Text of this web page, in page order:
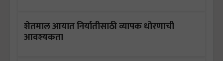
शेतमाल आयात निर्यातीसाठी व्यापक धोरणाची
आवश्यकता